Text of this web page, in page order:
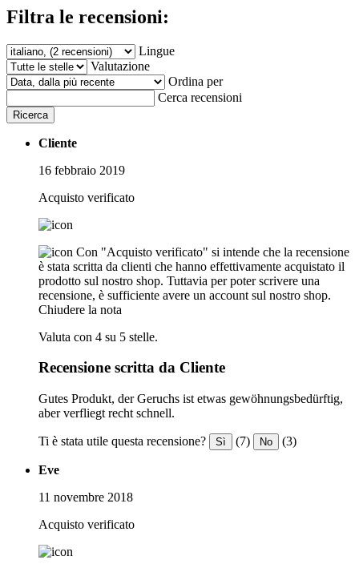
Filtra le recensioni:
Lingue
Valutazione
Ordina per
Cerca recensioni
Ricerca
Cliente
16 febbraio 2019
Acquisto verificato
Con "Acquisto verificato" si intende che la recensione
è stata scritta da clienti che hanno effettivamente acquistato il
prodotto sul nostro shop. Tuttavia per poter scrivere una
recensione, è sufficiente avere un account sul nostro shop.
Chiudere la nota
Valuta con 4 su 5 stelle.
Recensione scritta da Cliente
Gutes Produkt, der Geruchs ist etwas gewöhnungsbedürftig,
aber verfliegt recht schnell.
Ti è stata utile questa recensione? Sì (7) No (3)
Eve
11 novembre 2018
Acquisto verificato